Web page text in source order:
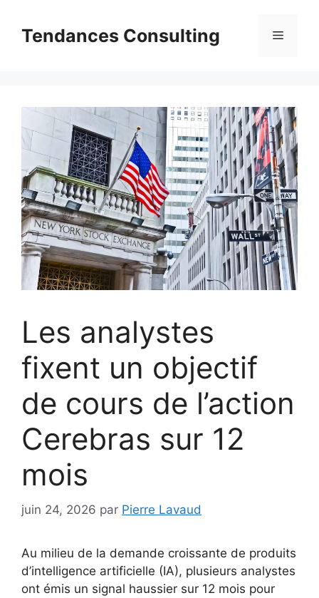
contenuTendances Consulting Menu
Les analystes
fixent un objectif
de cours de l’action
Cerebras sur 12
mois
juin 24, 2026 par Pierre Lavaud
Au milieu de la demande croissante de produits
d’intelligence artificielle (IA), plusieurs analystes
ont émis un signal haussier sur 12 mois pour